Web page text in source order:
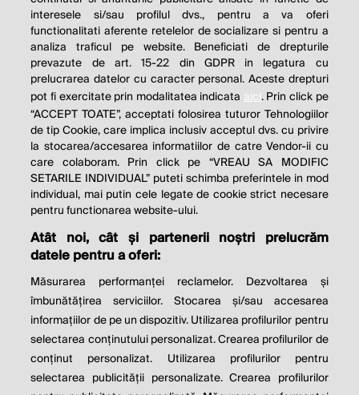
THE SOCIAL RESPONSIBILITY OF
BUSINESS IS TO INCREASE ITS
PROFITS.
Milton Friedman
© 2026 Profit.ro. Toate drepturile rezervate.
Dezvoltat de1616.ro
Contact Publicitate
Politica de cookie Politica de
confidențialitate
Setări cookies
este parte a
interesele si/sau profilul dvs., pentru a va oferi
functionalitati aferente retelelor de socializare si pentru a
analiza traficul pe website. Beneficiati de drepturile
prevazute de art. 15-22 din GDPR in legatura cu
prelucrarea datelor cu caracter personal. Aceste drepturi
pot fi exercitate prin modalitatea indicata aici. Prin click pe
“ACCEPT TOATE”, acceptati folosirea tuturor Tehnologiilor
de tip Cookie, care implica inclusiv acceptul dvs. cu privire
la stocarea/accesarea informatiilor de catre Vendor-ii cu
care colaboram. Prin click pe “VREAU SA MODIFIC
SETARILE INDIVIDUAL” puteti schimba preferintele in mod
individual, mai putin cele legate de cookie strict necesare
pentru functionarea website-ului.
Atât noi, cât și partenerii noștri prelucrăm
datele pentru a oferi:
Măsurarea performanței reclamelor. Dezvoltarea și
îmbunătățirea serviciilor. Stocarea și/sau accesarea
informațiilor de pe un dispozitiv. Utilizarea profilurilor pentru
selectarea conținutului personalizat. Crearea profilurilor de
conținut personalizat. Utilizarea profilurilor pentru
selectarea publicității personalizate. Crearea profilurilor